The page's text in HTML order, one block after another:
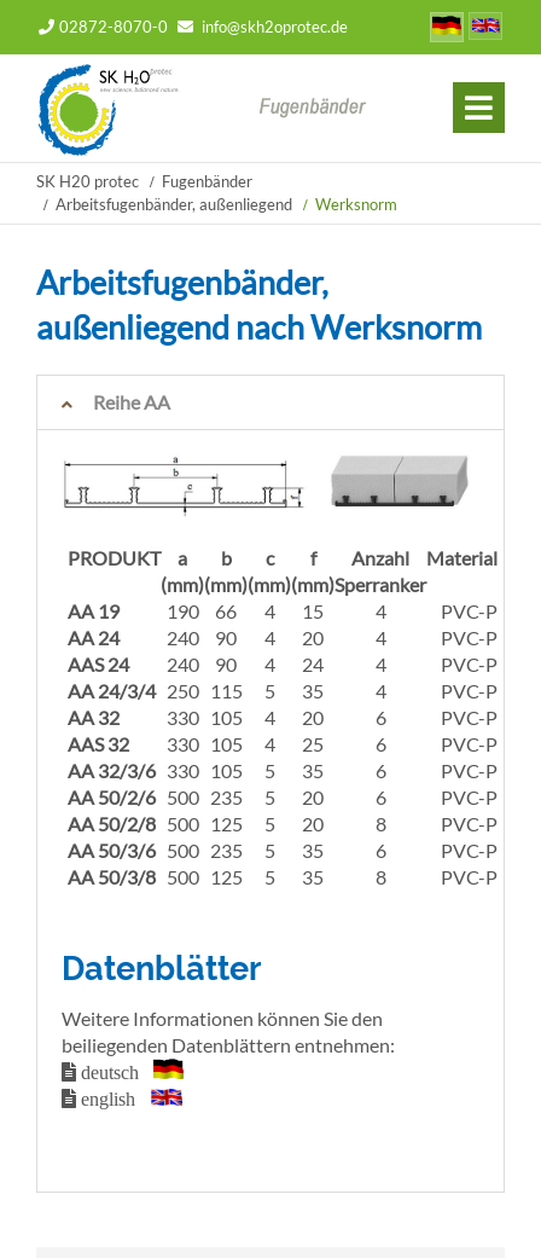
02872-8070-0 info@skh2oprotec.de
SK H20 protec
Fugenbänder
Arbeitsfugenbänder, außenliegend
Werksnorm
Arbeitsfugenbänder,
außenliegend nach Werksnorm
Reihe AA
PRODUKT
a
(mm)
b
(mm)
c
(mm)
f
(mm)
Anzahl
Sperranker
Material
AA 19 190 66 4 15 4
PVC-P
AA 24
240 90 4 20 4
PVC-P
AAS 24
240 90 4 24 4
PVC-P
AA 24/3/4 250 115 5 35 4
PVC-P
AA 32
330 105 4 20 6
PVC-P
AAS 32
330 105 4 25 6
PVC-P
AA 32/3/6 330 105 5 35 6
PVC-P
AA 50/2/6 500 235 5 20 6
PVC-P
AA 50/2/8 500 125 5 20 8
PVC-P
AA 50/3/6 500 235 5 35 6
PVC-P
AA 50/3/8 500 125 5 35 8 PVC-P
Datenblätter
Weitere Informationen können Sie den
beiliegenden Datenblättern entnehmen:
deutsch
english